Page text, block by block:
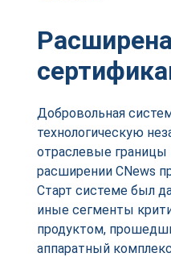
Добровольная
технологическую
отраслевые границы
расширении CNews
Старт системе был
иные сегменты
продуктом,
аппаратный